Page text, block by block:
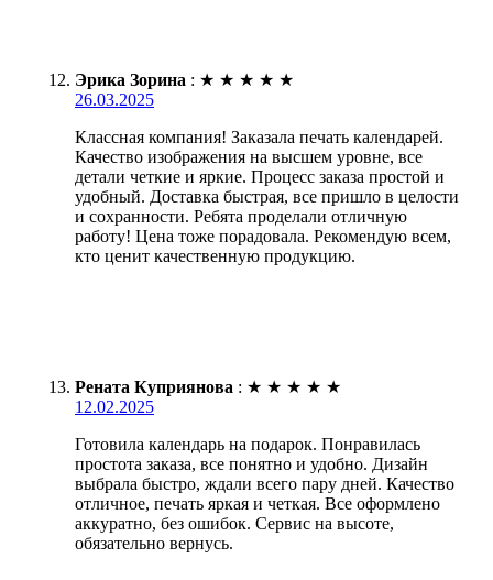
Эрика Зорина : ★ ★ ★ ★ ★
26.03.2025
Классная компания! Заказала печать календарей.
Качество изображения на высшем уровне, все
детали четкие и яркие. Процесс заказа простой и
удобный. Доставка быстрая, все пришло в целости
и сохранности. Ребята проделали отличную
работу! Цена тоже порадовала. Рекомендую всем,
кто ценит качественную продукцию.
Рената Куприянова : ★ ★ ★ ★ ★
12.02.2025
Готовила календарь на подарок. Понравилась
простота заказа, все понятно и удобно. Дизайн
выбрала быстро, ждали всего пару дней. Качество
отличное, печать яркая и четкая. Все оформлено
аккуратно, без ошибок. Сервис на высоте,
обязательно вернусь.